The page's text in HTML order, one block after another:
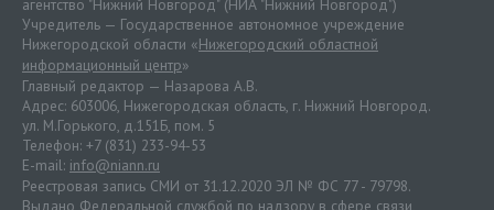
агентство "Нижний Новгород" (НИА "Нижний Новгород")
Учредитель — Государственное автономное учреждение
Нижегородской области «Нижегородский областной
информационный центр»
Главный редактор — Назарова А.В.
Адрес: 603006, Нижегородская область, г. Нижний Новгород.
ул. М.Горького, д.151Б, пом. 5
Телефон: +7 (831) 233-94-53
E-mail: info@niann.ru
Реестровая запись СМИ от 31.12.2020 ЭЛ № ФС 77 - 79798.
Выдано Федеральной службой по надзору в сфере связи,